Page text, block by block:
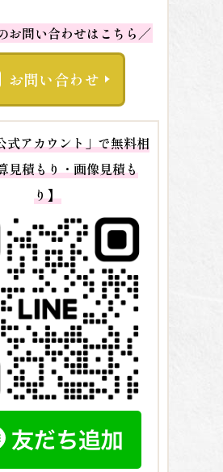
お問い合わせはこちら／
お問い合わせ
アカウント」で無料相
見積もり・画像見積も
り】